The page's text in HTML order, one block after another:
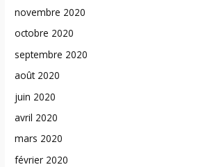
novembre 2020
octobre 2020
septembre 2020
août 2020
juin 2020
avril 2020
mars 2020
février 2020